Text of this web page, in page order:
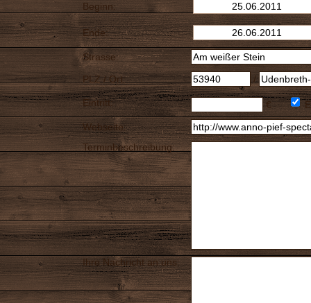
Beginn:
Ende:
Strasse:
PLZ / Ort:
/
Eintritt: €
Webseite:
Terminbeschreibung:
Ihre Nachricht an uns: